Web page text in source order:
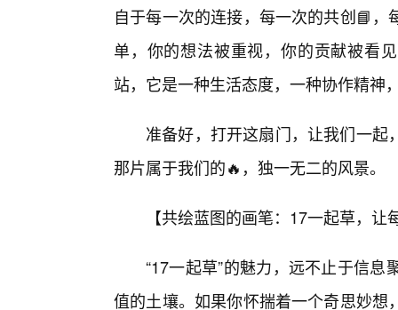
自于每一次的连接，每一次的共创📘
单，你的想法被重视，你的贡献被看
站，它是一种生活态度，一种协作精神
准备好，打开这扇门，让我们一
那片属于我们的🔥，独一无二的风景。
【共绘蓝图的画笔：17一起草，
“17一起草”的魅力，远不止于信
值的土壤。如果你怀揣着一个奇思妙